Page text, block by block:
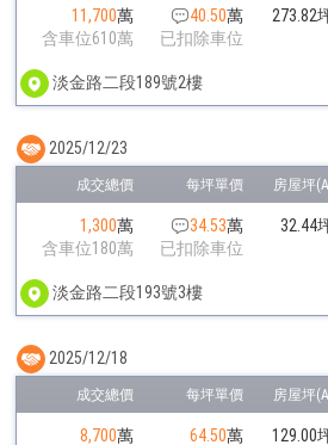
11,700萬
含車位610萬
40.50萬
已扣除車位
273.82
淡金路二段189號2樓
1,300萬
含車位180萬
34.53萬
已扣除車位
32.44
淡金路二段193號3樓
2025/12/23
8,700萬
64.50萬
129.00
2025/12/18